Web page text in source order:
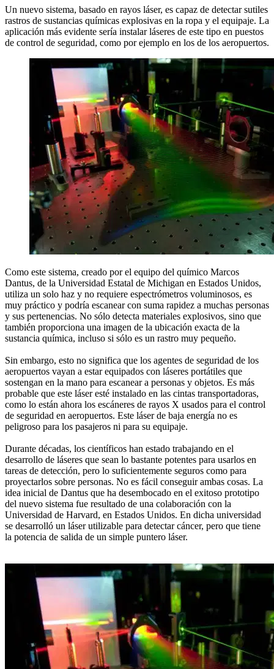
Un nuevo sistema, basado en rayos láser, es capaz de detectar sutiles
rastros de sustancias químicas explosivas en la ropa y el equipaje. La
aplicación más evidente sería instalar láseres de este tipo en puestos
de control de seguridad, como por ejemplo en los de los aeropuertos.
Como este sistema, creado por el equipo del químico Marcos
Dantus, de la Universidad Estatal de Michigan en Estados Unidos,
utiliza un solo haz y no requiere espectrómetros voluminosos, es
muy práctico y podría escanear con suma rapidez a muchas personas
y sus pertenencias. No sólo detecta materiales explosivos, sino que
también proporciona una imagen de la ubicación exacta de la
sustancia química, incluso si sólo es un rastro muy pequeño.
Sin embargo, esto no significa que los agentes de seguridad de los
aeropuertos vayan a estar equipados con láseres portátiles que
sostengan en la mano para escanear a personas y objetos. Es más
probable que este láser esté instalado en las cintas transportadoras,
como lo están ahora los escáneres de rayos X usados para el control
de seguridad en aeropuertos. Este láser de baja energía no es
peligroso para los pasajeros ni para su equipaje.
Durante décadas, los científicos han estado trabajando en el
desarrollo de láseres que sean lo bastante potentes para usarlos en
tareas de detección, pero lo suficientemente seguros como para
proyectarlos sobre personas. No es fácil conseguir ambas cosas. La
idea inicial de Dantus que ha desembocado en el exitoso prototipo
del nuevo sistema fue resultado de una colaboración con la
Universidad de Harvard, en Estados Unidos. En dicha universidad
se desarrolló un láser utilizable para detectar cáncer, pero que tiene
la potencia de salida de un simple puntero láser.